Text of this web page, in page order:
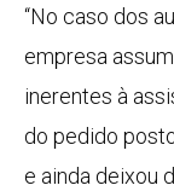
“No caso dos
empresa
inerentes à
do pedido
e ainda deixou